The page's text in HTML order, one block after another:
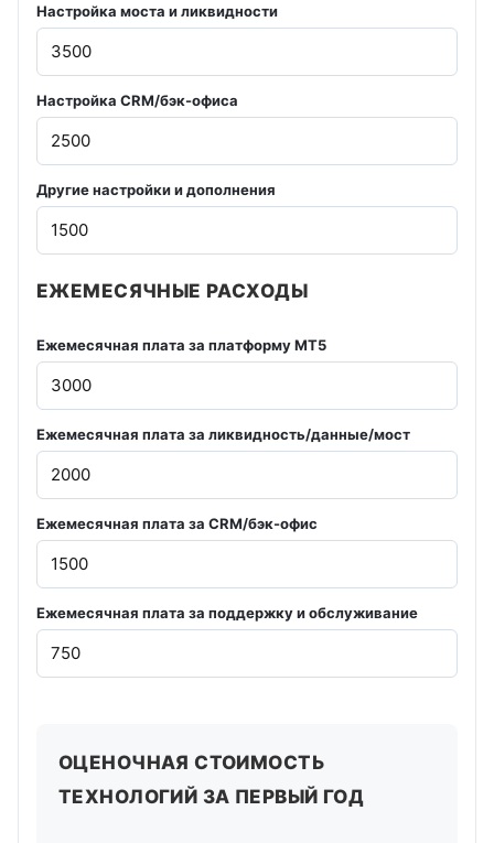
Настройка моста и ликвидности
Настройка CRM/бэк-офиса
Другие настройки и дополнения
ЕЖЕМЕСЯЧНЫЕ РАСХОДЫ
Ежемесячная плата за платформу MT5
Ежемесячная плата за ликвидность/данные/мост
Ежемесячная плата за CRM/бэк-офис
Ежемесячная плата за поддержку и обслуживание
ОЦЕНОЧНАЯ СТОИМОСТЬ
ТЕХНОЛОГИЙ ЗА ПЕРВЫЙ ГОД